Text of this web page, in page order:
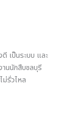
เป็นระบบ และ
นนักสืบชลบุรี
รั่วไหล